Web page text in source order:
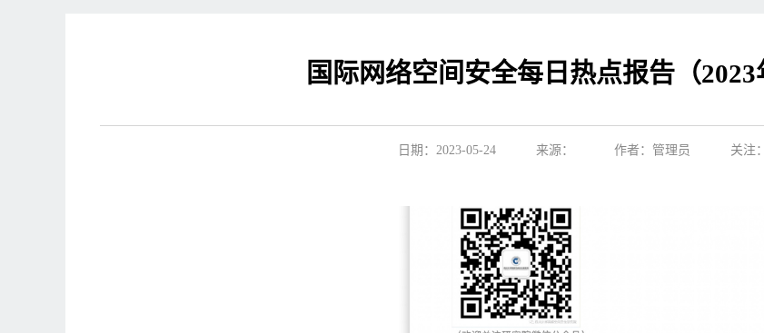
国际网络空间安全每日热点报告（2023
日期：2023-05-24 来源： 作者：管理员 关注：